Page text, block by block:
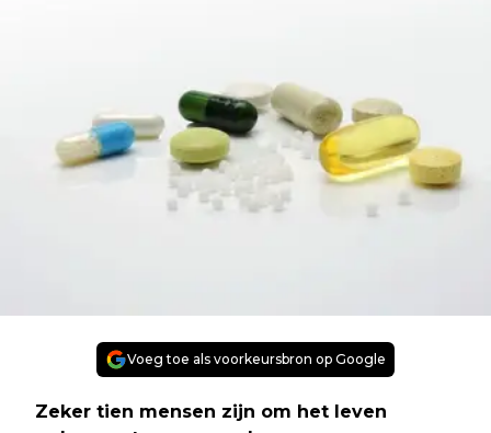
Voeg toe als voorkeursbron op Google
Zeker tien mensen zijn om het leven